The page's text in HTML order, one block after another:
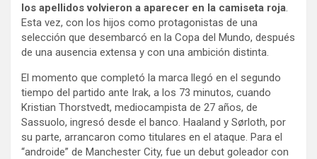
los apellidos volvieron a aparecer en la camiseta roja
Esta vez, con los hijos como protagonistas de una
selección que desembarcó en la Copa del Mundo, después
de una ausencia extensa y con una ambición distinta.
El momento que completó la marca llegó en el segundo
tiempo del partido ante Irak, a los 73 minutos, cuando
Kristian Thorstvedt, mediocampista de 27 años, de
Sassuolo, ingresó desde el banco. Haaland y Sørloth, por
su parte, arrancaron como titulares en el ataque. Para el
“androide” de Manchester City, fue un debut goleador con